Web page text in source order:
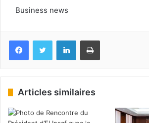
Business news
FacebookTwitter LinkedinImprimer
Articles similaires